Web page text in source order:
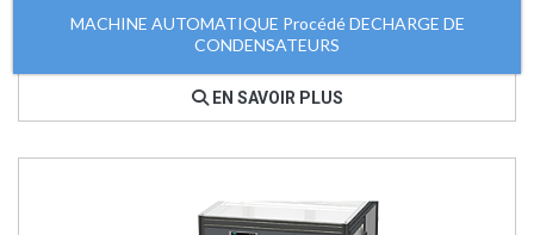
MACHINE AUTOMATIQUE Procédé DECHARGE DE
CONDENSATEURS
EN SAVOIR PLUS